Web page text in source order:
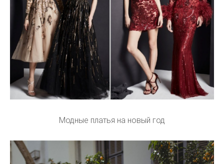
Модные платья на новый год